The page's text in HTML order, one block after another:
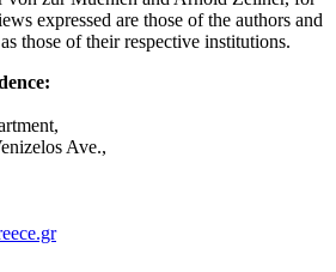
expressed are those of the authors and
those of their respective institutions.
Ave.,